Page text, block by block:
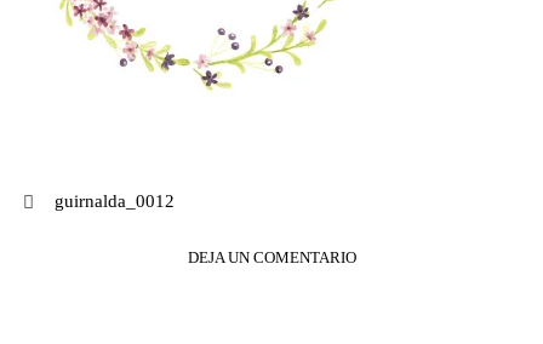
Navegación
guirnalda_0012
DEJA UN COMENTARIO